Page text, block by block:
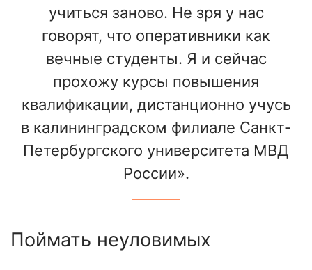
учиться заново. Не зря у нас
говорят, что оперативники как
вечные студенты. Я и сейчас
прохожу курсы повышения
квалификации, дистанционно учусь
в калининградском филиале Санкт-
Петербургского университета МВД
России».
Поймать неуловимых